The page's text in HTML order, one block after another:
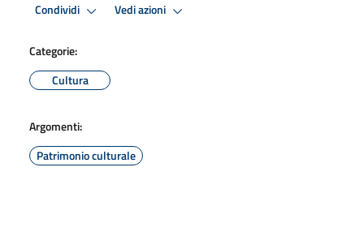
Condividi Vedi azioni
Categorie:
Cultura
Argomenti:
Patrimonio culturale